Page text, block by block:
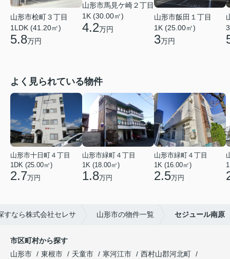
山形市桧町３丁目
1LDK (41.20㎡)
5.8万円
山形市馬見ケ崎２丁目
1K (30.00㎡)
4.2万円
山形市飯田１丁目
1K (25.00㎡)
3万円
よく見られている物件
山形市十日町４丁目
1DK (25.00㎡)
2.7万円
山形市緑町４丁目
1K (18.00㎡)
1.8万円
山形市緑町４丁目
1K (16.00㎡)
2.5万円
すなら株式会社セレサ 山形市の物件一覧 セジュール南原
市区町村から探す
山形市
東根市 天童市 寒河江市
西村山郡河北町